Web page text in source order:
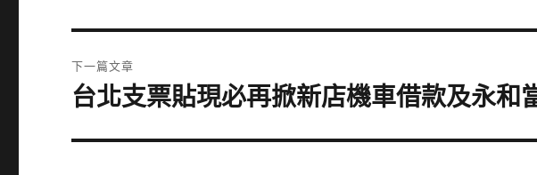
篇
文
章:
下一篇文章
下
篇
台北支票貼現必再掀新店機車借款及永和